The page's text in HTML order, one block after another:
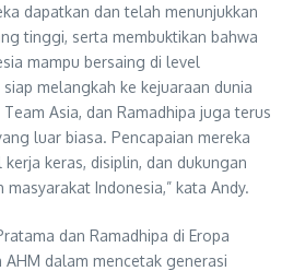
dapatkan dan telah menunjukkan
tinggi, serta membuktikan bahwa
mampu bersaing di level
melangkah ke kejuaraan dunia
Asia, dan Ramadhipa juga terus
luar biasa. Pencapaian mereka
keras, disiplin, dan dukungan
Indonesia,” kata Andy.
dan Ramadhipa di Eropa
dalam mencetak generasi